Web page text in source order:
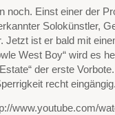
noch. Einst einer der
Solokünstler,
Jetzt ist er bald mit
West Boy“ wird es
der erste
recht eingängig.
www.youtube.com/